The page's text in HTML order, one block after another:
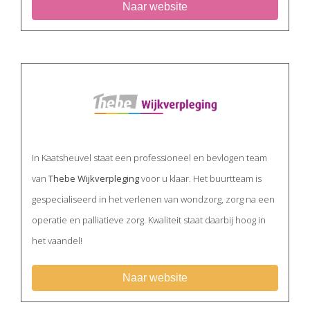
Naar website
In Kaatsheuvel staat een professioneel en bevlogen team
van Thebe Wijkverplegingvoor u klaar. Het buurtteam is
gespecialiseerd in het verlenen van wondzorg, zorg na een
operatie en palliatieve zorg. Kwaliteit staat daarbij hoog in
het vaandel!
Naar website